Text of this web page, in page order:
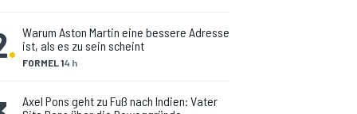
. FORMEL 14 h
Warum Aston Martin eine bessere Adresse
ist, als es zu sein scheint
Axel Pons geht zu Fuß nach Indien: Vater